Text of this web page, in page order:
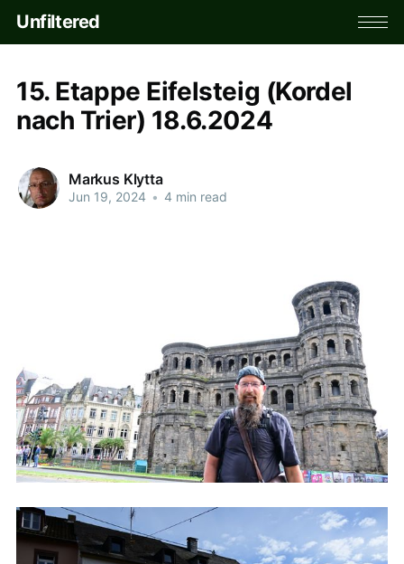
Unfiltered
15. Etappe Eifelsteig (Kordel
nach Trier) 18.6.2024
Markus Klytta
Jun 19, 2024 • 4 min read